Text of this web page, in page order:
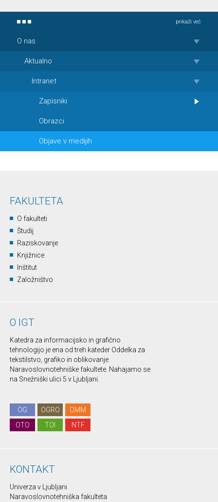
prikaži več
O nas
Aktualno
Intranet
Zapisniki
Obrazci
Objave v medijih
FAKULTETA
O fakulteti
Študij
Raziskovanje
Knjižnice
Inštitut
Založništvo
O IGT
Katedra za informacijsko in grafično
tehnologijo je ena od treh kateder Oddelka za
tekstilstvo, grafiko in oblikovanje
Naravoslovnotehniške fakultete. Nahajamo se
na Snežniški ulici 5 v Ljubljani.
OG OGRO
OMM
OTO
TOI NTF
KONTAKT
Univerza v Ljubljani
Naravoslovnotehniška fakulteta